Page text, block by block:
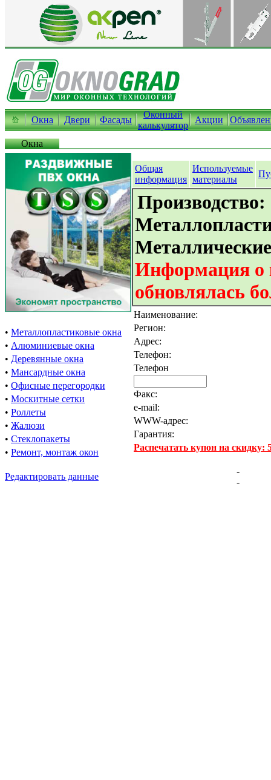
Окна Двери Фасады
Оконный
калькулятор
Акции
Окна
• Металлопластиковые окна
• Алюминиевые окна
• Деревянные окна
• Мансардные окна
• Офисные перегородки
• Москитные сетки
• Роллеты
• Жалюзи
• Стеклопакеты
• Ремонт, монтаж окон
Общая
информация
Используемые
материалы
Производство:
Информация о
обновлялась
Наименование:
Регион:
Адрес:
Телефон:
Телефон
Факс:
e-mail:
WWW-адрес:
Гарантия:
Распечатать купон на скидку:
Редактировать данные
-
-